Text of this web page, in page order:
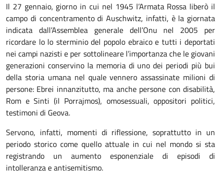
Il 27 gennaio, giorno in cui nel 1945 l’Armata Rossa liberò il
campo di concentramento di Auschwitz, infatti, è la giornata
indicata dall’Assemblea generale dell’Onu nel 2005 per
ricordare lo lo sterminio del popolo ebraico e tutti i deportati
nei campi nazisti e per sottolineare l’importanza che le giovani
generazioni conservino la memoria di uno dei periodi più bui
della storia umana nel quale vennero assassinate milioni di
persone: Ebrei innanzitutto, ma anche persone con disabilità,
Rom e Sinti (il Porrajmos), omosessuali, oppositori politici,
testimoni di Geova.
Servono, infatti, momenti di riflessione, soprattutto in un
periodo storico come quello attuale in cui nel mondo si sta
registrando un aumento esponenziale di episodi di
intolleranza e antisemitismo.